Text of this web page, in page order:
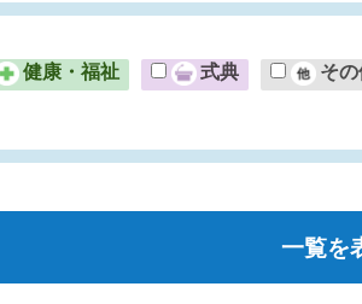
健康・福祉 式典 そ
一覧を